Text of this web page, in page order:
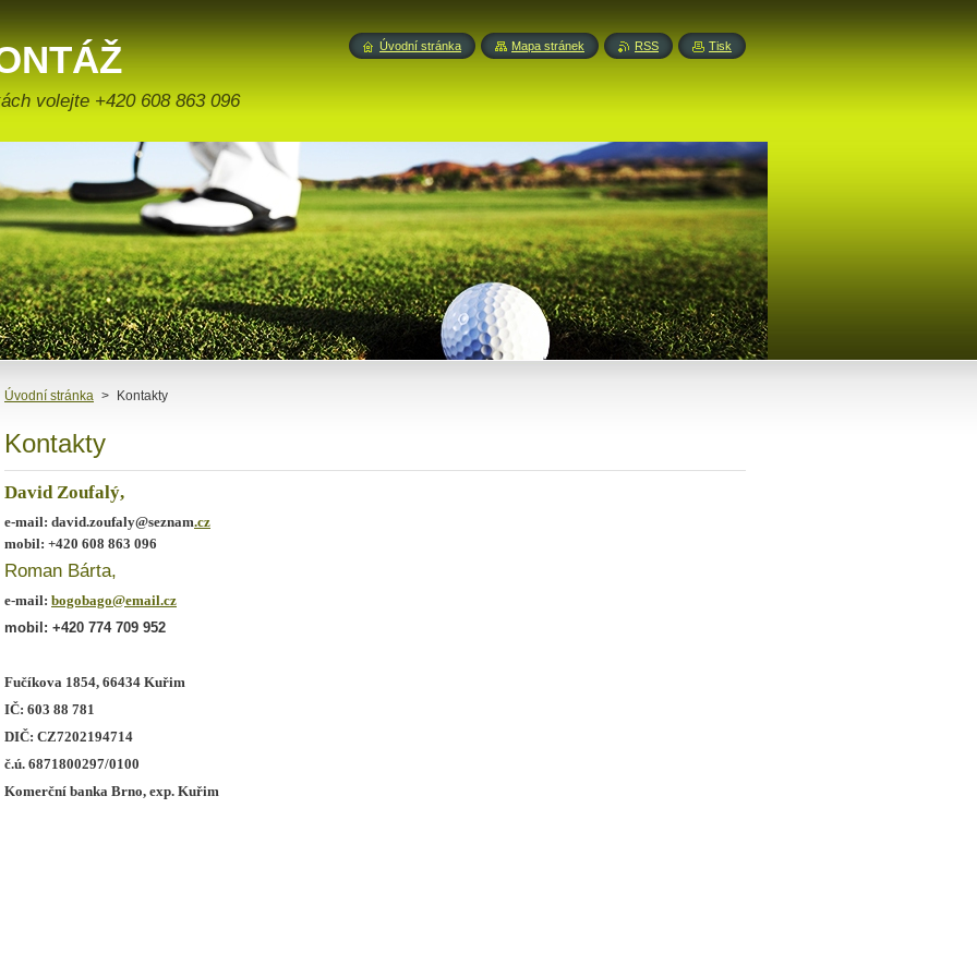
volejte +420 608 863 096
Úvodní stránka > Kontakty
Kontakty
David Zoufalý,
e-mail: david.zoufaly@seznam.cz
mobil: +420 608 863 096
Roman Bárta,
e-mail: bogobago@email.cz
mobil: +420 774 709 952
Fučíkova 1854, 66434 Kuřim
IČ: 603 88 781
DIČ: CZ7202194714
č.ú. 6871800297/0100
Komerční banka Brno, exp. Kuřim
Úvodní stránka Mapa stránek RSS Tisk